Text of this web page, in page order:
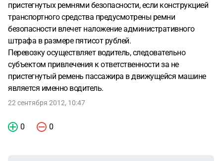
пристегнутых ремнями безопасности, если конструкцией
транспортного средства предусмотрены ремни
безопасности влечет наложение административного
штрафа в размере пятисот рублей.
Перевозку осуществляет водитель, следовательно
субъектом привлечения к ответственности за не
пристегнутый ремень пассажира в движущейся машине
является именно водитель.
22 сентября 2012, 10:47
0 0